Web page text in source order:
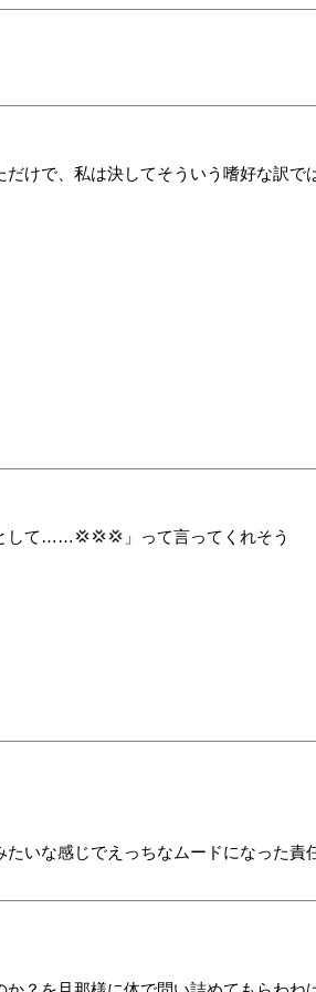
けで、私は決してそういう嗜好な訳で
して……💢💢💢」って言ってくれそう
いな感じでえっちなムードになった責